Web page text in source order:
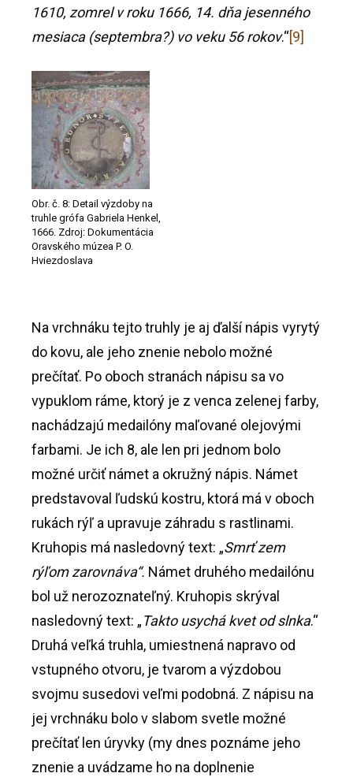
1610, zomrel v roku 1666, 14. dňa jesenného
mesiaca (septembra?) vo veku 56 rokov.“[9]
Obr. č. 8: Detail výzdoby na
truhle grófa Gabriela Henkel,
1666. Zdroj: Dokumentácia
Oravského múzea P. O.
Hviezdoslava
Na vrchnáku tejto truhly je aj ďalší nápis vyrytý
do kovu, ale jeho znenie nebolo možné
prečítať. Po oboch stranách nápisu sa vo
vypuklom ráme, ktorý je z venca zelenej farby,
nachádzajú medailóny maľované olejovými
farbami. Je ich 8, ale len pri jednom bolo
možné určiť námet a okružný nápis. Námet
predstavoval ľudskú kostru, ktorá má v oboch
rukách rýľ a upravuje záhradu s rastlinami.
Kruhopis má nasledovný text: „Smrť zem
rýľom zarovnáva“. Námet druhého medailónu
bol už nerozoznateľný. Kruhopis skrýval
nasledovný text: „Takto usychá kvet od slnka.“
Druhá veľká truhla, umiestnená napravo od
vstupného otvoru, je tvarom a výzdobou
svojmu susedovi veľmi podobná. Z nápisu na
jej vrchnáku bolo v slabom svetle možné
prečítať len úryvky (my dnes poznáme jeho
znenie a uvádzame ho na doplnenie